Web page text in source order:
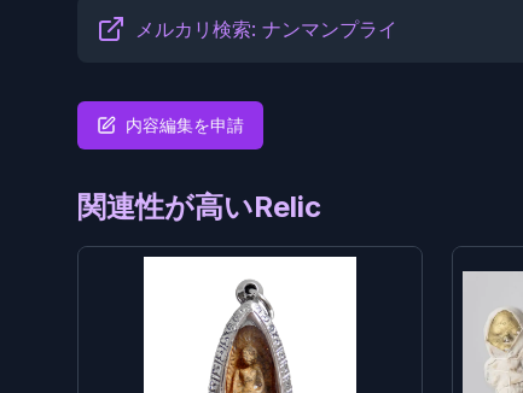
メルカリ検索: ナンマンプライ
内容編集を申請
関連性が高いRelic